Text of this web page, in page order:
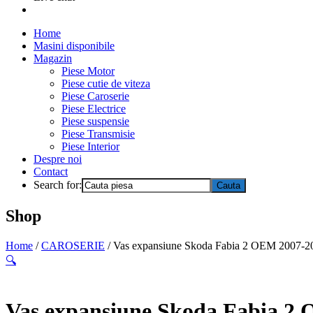
Home
Masini disponibile
Magazin
Piese Motor
Piese cutie de viteza
Piese Caroserie
Piese Electrice
Piese suspensie
Piese Transmisie
Piese Interior
Despre noi
Contact
Search for:
Shop
Home /CAROSERIE / Vas expansiune Skoda Fabia 2 OEM 2007-
🔍